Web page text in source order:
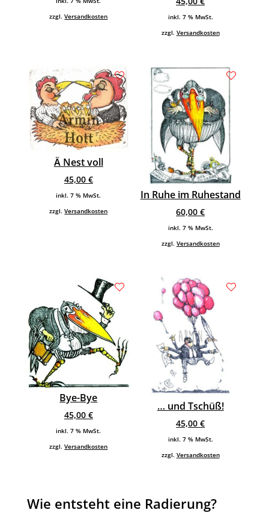
zzgl.Versandkosten
inkl. 7 % MwSt.
zzgl. Versandkosten
Ä Nest voll
45,00 €
inkl. 7 % MwSt.
zzgl.Versandkosten
In Ruhe im Ruhestand
60,00€
inkl. 7 % MwSt.
zzgl. Versandkosten
Bye-Bye
45,00 €
inkl. 7 % MwSt.
zzgl.Versandkosten
… und Tschüß!
45,00€
inkl. 7 % MwSt.
zzgl. Versandkosten
Wie entsteht eine Radierung?